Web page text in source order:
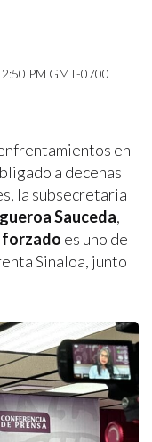
PM GMT-0700
en
a decenas
la subsecretaria
Sauceda,
forzado es uno de
Sinaloa, junto